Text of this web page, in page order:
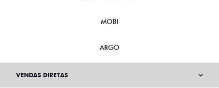
MOBI
ARGO
VENDAS DIRETAS